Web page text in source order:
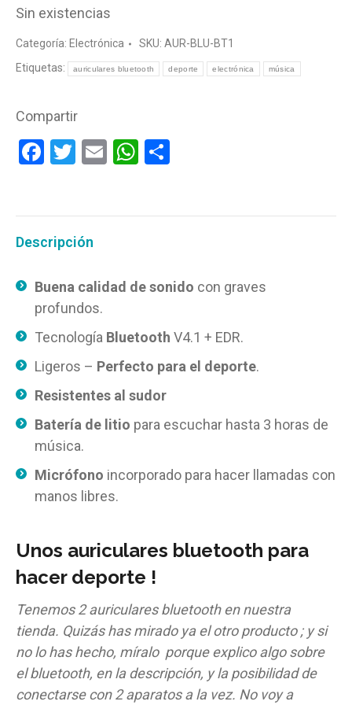
era:
16,99 €.8,99 €.
Sin existencias
Categoría: Electrónica SKU: AUR-BLU-BT1
Etiquetas:
auriculares bluetooth deporte electrónica música
Compartir
Facebook
Twitter
EmailWhatsApp
Descripción
Buena calidad de sonido con graves
profundos.
Tecnología Bluetooth V4.1 + EDR.
Ligeros – Perfecto para el deporte.
Resistentes al sudor
Batería de litio para escuchar hasta 3 horas de
música.
Micrófono incorporado para hacer llamadas con
manos libres.
Unos auriculares bluetooth para
hacer deporte !
Tenemos 2 auriculares bluetooth en nuestra
tienda. Quizás has mirado ya el otro producto ; y si
no lo has hecho, míralo porque explico algo sobre
el bluetooth, en la descripción, y la posibilidad de
conectarse con 2 aparatos a la vez. No voy a